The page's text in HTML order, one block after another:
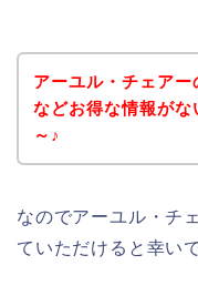
アーユル・チェア
などお得な情報が
～♪
なのでアーユル・チ
ていただけると幸い